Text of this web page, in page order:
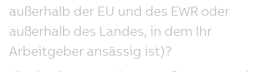
außerhalb der EU und des EWR oder
außerhalb des Landes, in dem Ihr
Arbeitgeber ansässig ist)?